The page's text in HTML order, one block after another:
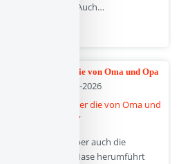
weiterspielen, ja?” Auch…
“Kinder die von Oma und Opa
- 30-01-2026
Wissenschaft, aber auch die
, Eltern an der Nase herumführt